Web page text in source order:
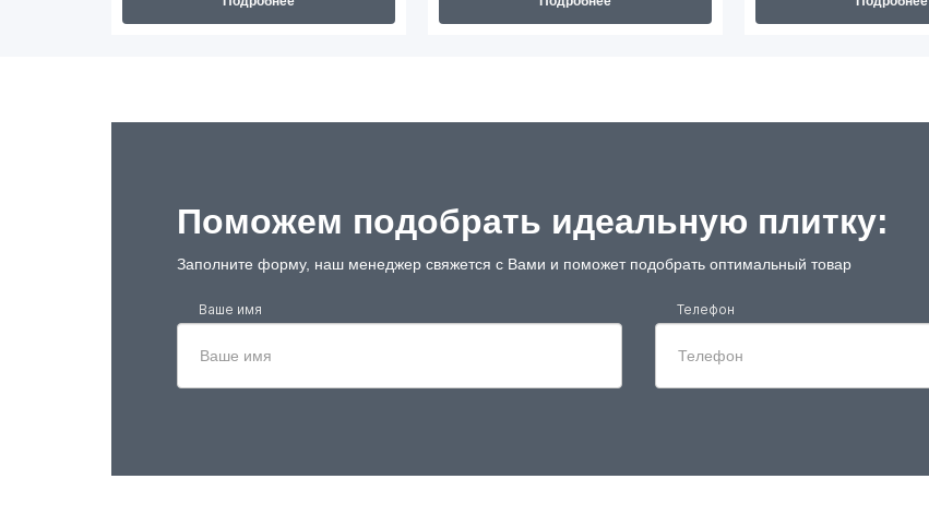
Поможем подобрать идеальную плитку:
Заполните форму, наш менеджер свяжется с Вами и поможет подобрать оптимальный товар
Ваше имя Телефон